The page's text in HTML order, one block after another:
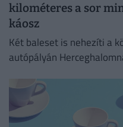
kilométeres a sor
káosz
Két baleset is nehezíti a
autópályán